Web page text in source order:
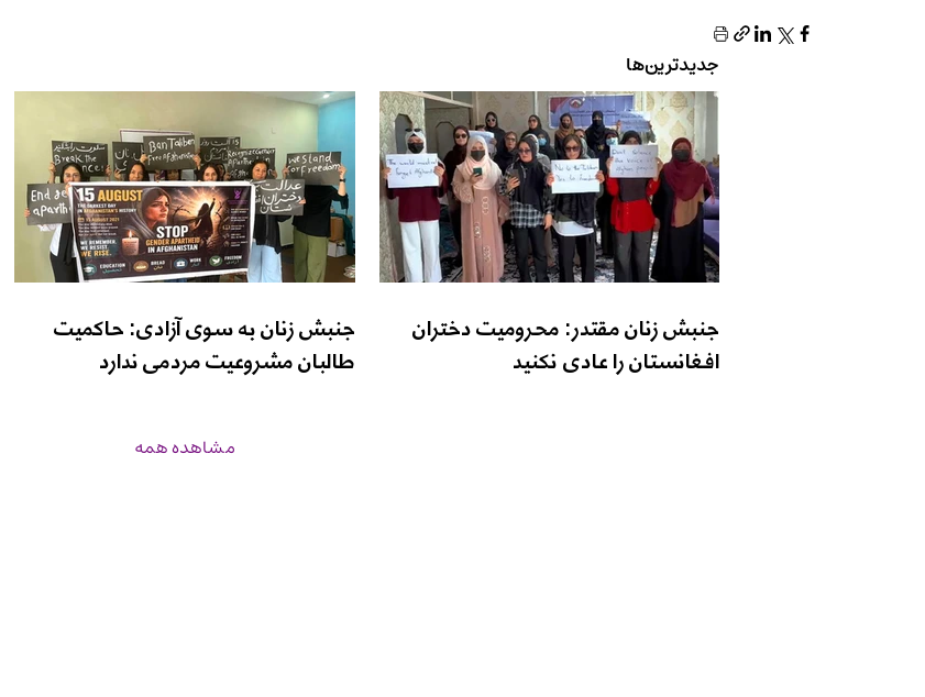
جدیدترین‌ها
جنبش زنان مقتدر: محرومیت دختران
افغانستان را عادی نکنید
جنبش زنان به سوی آزادی: حاکمیت
طالبان مشروعیت مردمی ندارد
مشاهده همه